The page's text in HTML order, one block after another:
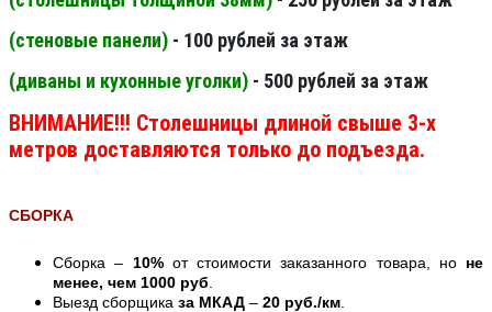
(стеновые панели) - 100 рублей за этаж
(диваны и кухонные уголки) - 500 рублей за этаж
ВНИМАНИЕ!!! Столешницы длиной свыше 3-х
метров доставляются только до подъезда.
СБОРКА
Сборка – 10%от стоимости заказанного товара, но не
менее, чем 1000 руб
Выезд сборщика за МКАД – 20 руб./км